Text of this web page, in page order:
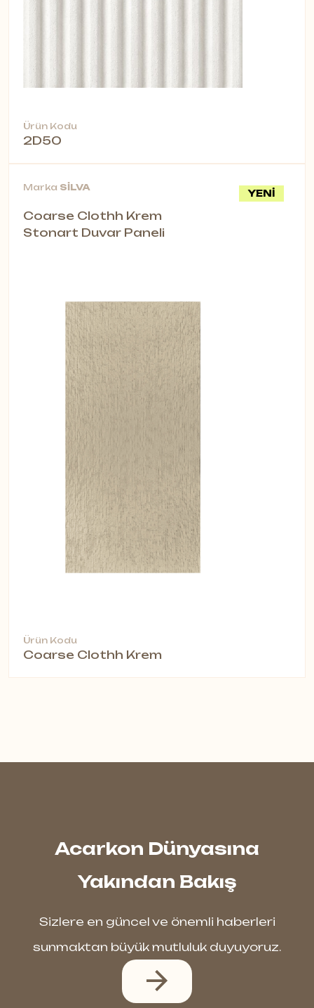
Ürün Kodu
2D50
YENİ
Marka SİLVA
Coarse Clothh Krem
Stonart Duvar Paneli
Ürün Kodu
Coarse Clothh Krem
Acarkon Dünyasına
Yakından Bakış
Sizlere en güncel ve önemli haberleri
sunmaktan büyük mutluluk duyuyoruz.